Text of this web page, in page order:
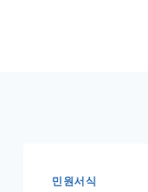
민원서식